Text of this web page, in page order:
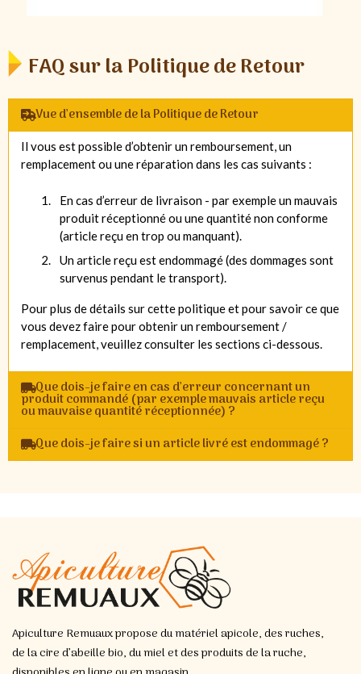
FAQ sur la Politique de Retour
Vue d’ensemble de la Politique de Retour
Il vous est possible d’obtenir un remboursement, un
remplacement ou une réparation dans les cas suivants :
En cas d’erreur de livraison - par exemple un mauvais
produit réceptionné ou une quantité non conforme
(article reçu en trop ou manquant).
Un article reçu est endommagé (des dommages sont
survenus pendant le transport).
Pour plus de détails sur cette politique et pour savoir ce que
vous devez faire pour obtenir un remboursement /
remplacement, veuillez consulter les sections ci-dessous.
Que dois-je faire en cas d’erreur concernant un
produit commandé (par exemple mauvais article reçu
ou mauvaise quantité réceptionnée) ?
Que dois-je faire si un article livré est endommagé ?
Apiculture Remuaux propose du matériel apicole, des ruches,
de la cire d’abeille bio, du miel et des produits de la ruche,